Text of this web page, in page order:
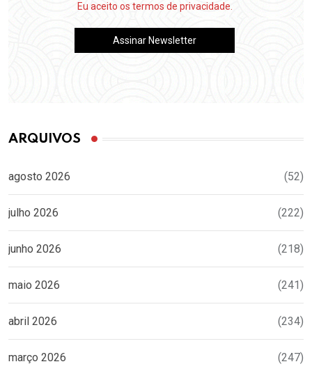
Eu aceito os termos de privacidade.
ARQUIVOS
agosto 2026 (52)
julho 2026 (222)
junho 2026 (218)
maio 2026 (241)
abril 2026 (234)
março 2026 (247)